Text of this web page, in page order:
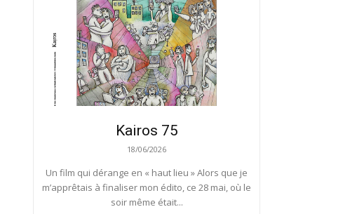
Kairos 75
18/06/2026
Un film qui dérange en « haut lieu » Alors que je
m’apprêtais à finaliser mon édito, ce 28 mai, où le
soir même était...